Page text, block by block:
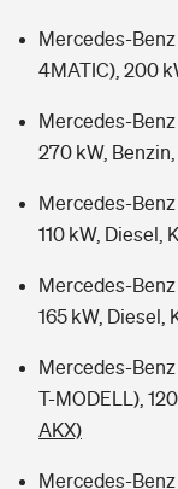
Mercedes-Benz
4MATIC), 200
Mercedes-Benz
270 kW,
Mercedes-Benz
110 kW, Diesel,
Mercedes-Benz
165 kW, Diesel,
Mercedes-Benz
T-MODELL),
AKX)
Mercedes-Benz